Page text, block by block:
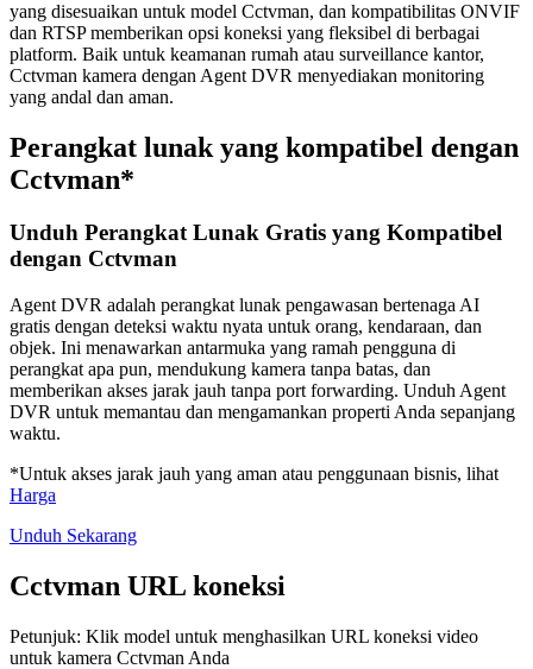
yang disesuaikan untuk model Cctvman, dan kompatibilitas ONVIF
dan RTSP memberikan opsi koneksi yang fleksibel di berbagai
platform. Baik untuk keamanan rumah atau surveillance kantor,
Cctvman kamera dengan Agent DVR menyediakan monitoring
yang andal dan aman.
Perangkat lunak yang kompatibel dengan
Cctvman*
Unduh Perangkat Lunak Gratis yang Kompatibel
dengan Cctvman
Agent DVR adalah perangkat lunak pengawasan bertenaga AI
gratis dengan deteksi waktu nyata untuk orang, kendaraan, dan
objek. Ini menawarkan antarmuka yang ramah pengguna di
perangkat apa pun, mendukung kamera tanpa batas, dan
memberikan akses jarak jauh tanpa port forwarding. Unduh Agent
DVR untuk memantau dan mengamankan properti Anda sepanjang
waktu.
*Untuk akses jarak jauh yang aman atau penggunaan bisnis, lihat
Harga
Unduh Sekarang
Cctvman URL koneksi
Petunjuk: Klik model untuk menghasilkan URL koneksi video
untuk kamera Cctvman Anda